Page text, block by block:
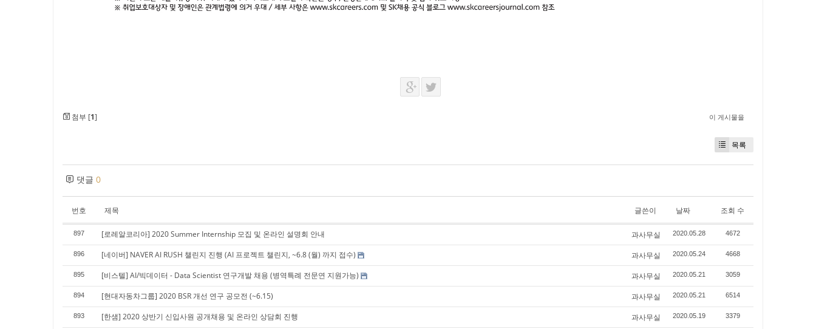
첨부 [1] 이 게시물을
목록
댓글 0
번호 제목 글쓴이 날짜 조회 수
897 [로레알코리아] 2020 Summer Internship 모집 및 온라인 설명회 안내 과사무실 2020.05.28 4672
896 [네이버] NAVER AI RUSH 챌린지 진행 (AI 프로젝트 챌린지, ~6.8 (월) 까지 접수) 과사무실 2020.05.24 4668
895 [비스텔] AI/빅데이터 - Data Scientist 연구개발 채용 (병역특례 전문연 지원가능) 과사무실 2020.05.21 3059
894 [현대자동차그룹] 2020 BSR 개선 연구 공모전 (~6.15) 과사무실 2020.05.21 6514
893 [한샘] 2020 상반기 신입사원 공개채용 및 온라인 상담회 진행 과사무실 2020.05.19 3379